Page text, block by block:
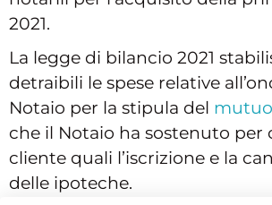
2021.
La legge di bilancio 2021
detraibili le spese relative
Notaio per la stipula del mutuo
che il Notaio ha sostenuto per
cliente quali l’iscrizione e la
delle ipoteche.